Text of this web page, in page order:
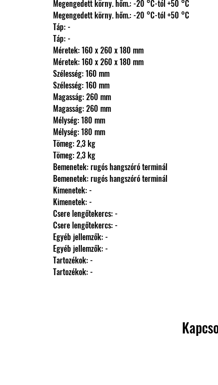
                Megengedett körny. hőm.: -20 °C-tól +50 °C
                Megengedett körny. hőm.: -20 °C-tól +50 °C
                Táp: -
                Táp: -
                Méretek: 160 x 260 x 180 mm
                Méretek: 160 x 260 x 180 mm
                Szélesség: 160 mm
                Szélesség: 160 mm
                Magasság: 260 mm
                Magasság: 260 mm
                Mélység: 180 mm
                Mélység: 180 mm
                Tömeg: 2,3 kg
                Tömeg: 2,3 kg
                Bemenetek: rugós hangszóró terminál
                Bemenetek: rugós hangszóró terminál
                Kimenetek: -
                Kimenetek: -
                Csere lengőtekercs: -
                Csere lengőtekercs: -
                Egyéb jellemzők: -
                Egyéb jellemzők: -
                Tartozékok: -
                Tartozékok: -